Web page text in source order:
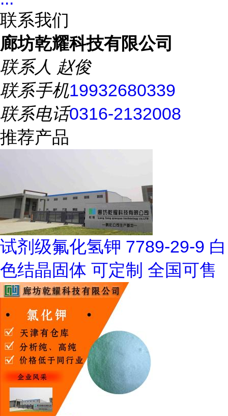
联系我们
廊坊乾耀科技有限公司
联系人 赵俊
联系手机19932680339
联系电话0316-2132008
推荐产品
试剂级氟化氢钾 7789-29-9 白
色结晶固体 可定制 全国可售